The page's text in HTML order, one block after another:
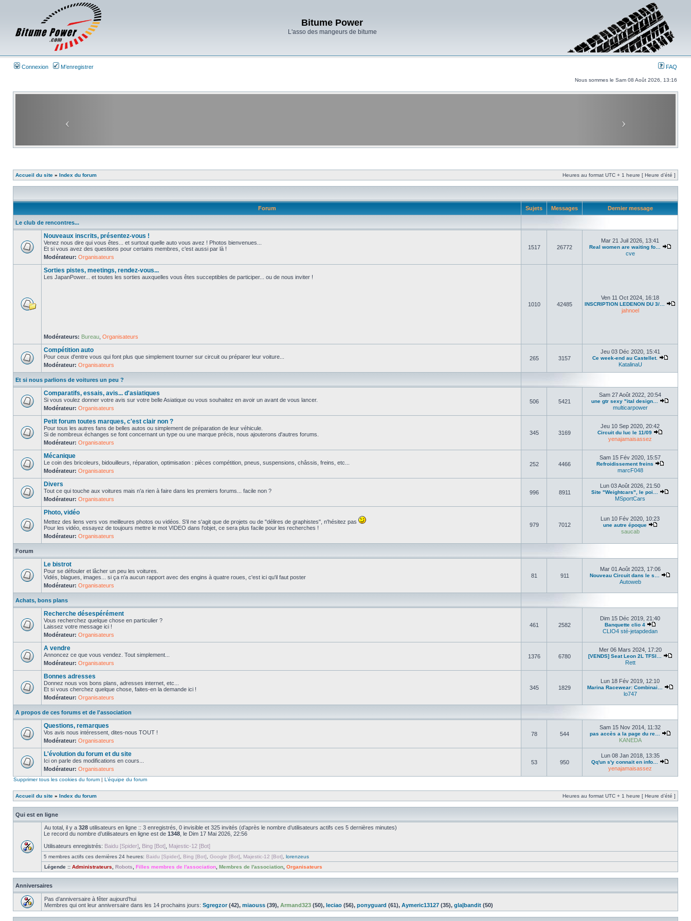
Bitume Power
L'asso des mangeurs de bitume
Connexion M’enregistrer FAQ
Nous sommes le Sam 08 Août 2026, 13:16
Accueil du site » Index du forum Heures au format UTC + 1 heure [ Heure d’été ]
Forum Sujets Messages Dernier message
Le club de rencontres...
Nouveaux inscrits, présentez-vous !
Venez nous dire qui vous êtes... et surtout quelle auto vous avez ! Photos bienvenues...
Et si vous avez des questions pour certains membres, c'est aussi par là !
Modérateur: Organisateurs
1517 26772
Mar 21 Juil 2026, 13:41
Real women are waiting fo…
cve
Sorties pistes, meetings, rendez-vous...
Les JapanPower... et toutes les sorties auxquelles vous êtes succeptibles de participer... ou de nous inviter !
Modérateurs: Bureau Organisateurs
1010 42485
Ven 11 Oct 2024, 16:18
INSCRIPTION LEDENON DU 3/…
jahnoel
Compétition auto
Pour ceux d'entre vous qui font plus que simplement tourner sur circuit ou préparer leur voiture...
Modérateur: Organisateurs
265 3157
Jeu 03 Déc 2020, 15:41
Ce week-end au Castellet.
KatalinaU
Et si nous parlions de voitures un peu ?
Comparatifs, essais, avis... d'asiatiques
Si vous voulez donner votre avis sur votre belle Asiatique ou vous souhaitez en avoir un avant de vous lancer.
Modérateur: Organisateurs
506 5421
Sam 27 Août 2022, 20:54
une gtr sexy "ital design…
multicarpower
Petit forum toutes marques, c'est clair non ?
Pour tous les autres fans de belles autos ou simplement de préparation de leur véhicule.
Si de nombreux échanges se font concernant un type ou une marque précis, nous ajouterons d'autres forums.
Modérateur: Organisateurs
345 3169
Jeu 10 Sep 2020, 20:42
Circuit du luc le 11/09
yenajamaisassez
Mécanique
Le coin des bricoleurs, bidouilleurs, réparation, optimisation : pièces compétition, pneus, suspensions, châssis, freins, etc...
Modérateur: Organisateurs
252 4466
Sam 15 Fév 2020, 15:57
Refroidissement freins
marcF048
Divers
Tout ce qui touche aux voitures mais n'a rien à faire dans les premiers forums... facile non ?
Modérateur: Organisateurs
996 8911
Lun 03 Août 2026, 21:50
Site "Weightcars", le poi…
MSportCars
Photo, vidéo
Mettez des liens vers vos meilleures photos ou vidéos. S'il ne s'agit que de projets ou de "délires de graphistes", n'hésitez pas
Pour les vidéo, essayez de toujours mettre le mot VIDEO dans l'objet, ce sera plus facile pour les recherches !
Modérateur: Organisateurs
979 7012
Lun 10 Fév 2020, 10:23
une autre époque
saucab
Forum
Le bistrot
Pour se défouler et lâcher un peu les voitures.
Vidés, blagues, images... si ça n'a aucun rapport avec des engins à quatre roues, c'est ici qu'il faut poster
Modérateur: Organisateurs
81 911
Mar 01 Août 2023, 17:06
Nouveau Circuit dans le s…
Autoweb
Achats, bons plans
Recherche désespérément
Vous recherchez quelque chose en particulier ?
Laissez votre message ici !
Modérateur: Organisateurs
461 2582
Dim 15 Déc 2019, 21:40
Banquette clio 4
CLIO4 sté-jetapdedan
A vendre
Annoncez ce que vous vendez. Tout simplement...
Modérateur: Organisateurs
1376 6780
Mer 06 Mars 2024, 17:20
[VENDS] Seat Leon 2L TFSI…
Rett
Bonnes adresses
Donnez nous vos bons plans, adresses internet, etc...
Et si vous cherchez quelque chose, faites-en la demande ici !
Modérateur: Organisateurs
345 1829
Lun 18 Fév 2019, 12:10
Marina Racewear: Combinai…
lo747
A propos de ces forums et de l'association
Questions, remarques
Vos avis nous intéressent, dites-nous TOUT !
Modérateur: Organisateurs
78 544
Sam 15 Nov 2014, 11:32
pas accès a la page du re…
KANEDA
L'évolution du forum et du site
Ici on parle des modifications en cours...
Modérateur: Organisateurs
53 950
Lun 08 Jan 2018, 13:35
Qq'un s'y connait en info…
yenajamaisassez
Supprimer tous les cookies du forum | L’équipe du forum
Accueil du site » Index du forum Heures au format UTC + 1 heure [ Heure d’été ]
Qui est en ligne
Au total, il y a 328 utilisateurs en ligne :: 3 enregistrés, 0 invisible et 325 invités (d’après le nombre d’utilisateurs actifs ces 5 dernières minutes)
Le record du nombre d’utilisateurs en ligne est de 1348 , le Dim 17 Mai 2026, 22:56
Utilisateurs enregistrés: Baidu [Spider] Bing [Bot] Majestic-12 [Bot]
5 membres actifs ces dernières 24 heures: Baidu [Spider] Bing [Bot] Google [Bot] Majestic-12 [Bot]
lorenzeus
Légende :: Administrateurs Robots Filles membres de l'association Membres de l'association Organisateurs
Anniversaires
Pas d’anniversaire à fêter aujourd’hui
Membres qui ont leur anniversaire dans les 14 prochains jours: Sgregzor(42), miaouss (39), Armand323 (50), leciao (56), ponyguard (61), Aymeric13127 (35), gla|bandit (50)